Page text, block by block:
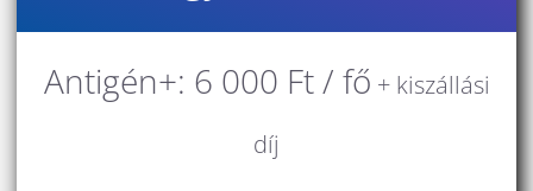
Antigén+: 6 000 Ft / fő + kiszállási
díj